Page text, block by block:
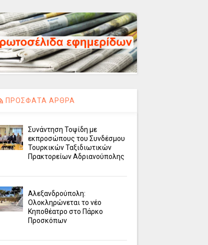
ΠΡΟΣΦΑΤΑ ΑΡΘΡΑ
Συνάντηση Τοψίδη με
εκπροσώπους του Συνδέσμου
Τουρκικών Ταξιδιωτικών
Πρακτορείων Αδριανούπολης
Αλεξανδρούπολη:
Ολοκληρώνεται το νέο
Κηποθέατρο στο Πάρκο
Προσκόπων